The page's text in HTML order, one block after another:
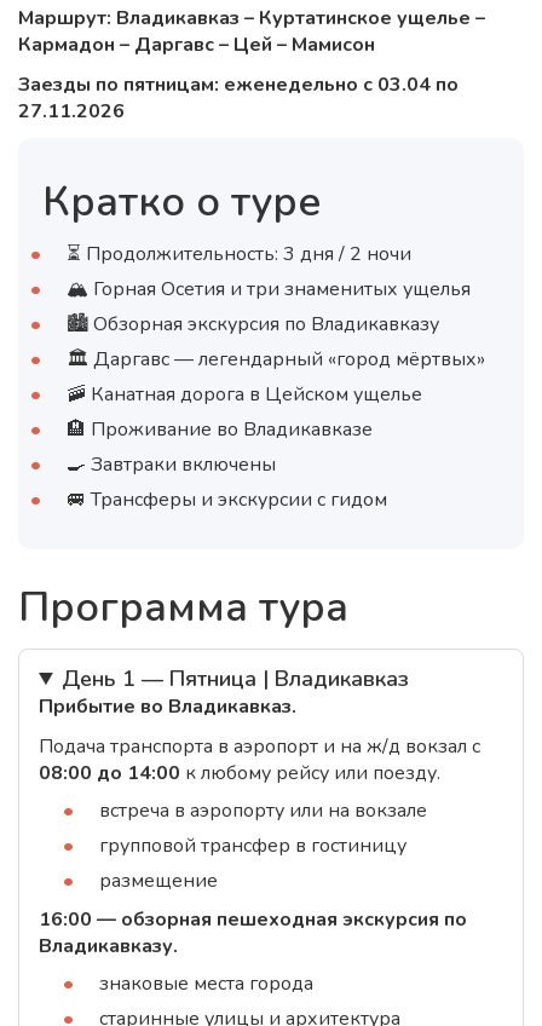
Маршрут: Владикавказ – Куртатинское ущелье –
Кармадон – Даргавс – Цей – Мамисон
Заезды по пятницам: еженедельно с 03.04 по
27.11.2026
Кратко о туре
⏳ Продолжительность: 3 дня / 2 ночи
🏔 Горная Осетия и три знаменитых ущелья
🏙 Обзорная экскурсия по Владикавказу
🏛 Даргавс — легендарный «город мёртвых»
🚠 Канатная дорога в Цейском ущелье
🏨 Проживание во Владикавказе
🍳 Завтраки включены
🚐 Трансферы и экскурсии с гидом
Программа тура
День 1 — Пятница | Владикавказ
Прибытие во Владикавказ.
Подача транспорта в аэропорт и на ж/д вокзал с
08:00 до 14:00 к любому рейсу или поезду.
встреча в аэропорту или на вокзале
групповой трансфер в гостиницу
размещение
16:00 — обзорная пешеходная экскурсия по
Владикавказу.
знаковые места города
старинные улицы и архитектура